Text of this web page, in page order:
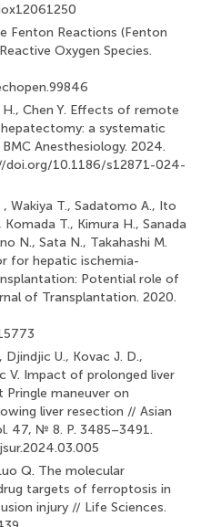
Fenton Reactions (Fenton
Oxygen Species.
H., Chen Y. Effects of remote
a systematic
Anesthesiology. 2024.
doi.org/10.1186/s12871-024-
Wakiya T., Sadatomo A., Ito
T., Kimura H., Sanada
N., Sata N., Takahashi M.
for hepatic ischemia-
Potential role of
of Transplantation. 2020.
Djindjic U., Kovac J. D.,
V. Impact of prolonged liver
maneuver on
liver resection // Asian
47, № 8. P. 3485–3491.
Q. The molecular
targets of ferroptosis in
injury // Life Sciences.